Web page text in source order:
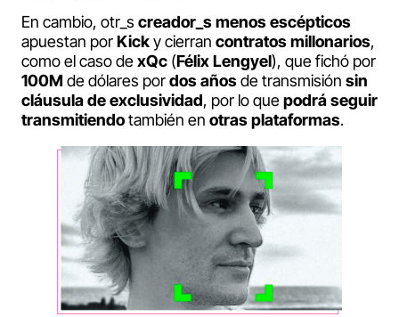
En cambio, otr_s creador_s menos escépticos
apuestan porKicky cierran contratosmillonarios,
como el caso dexQc (Félix Lengyel), que fichó por
100M de dólares pordos añosde transmisión sin
cláusula de exclusividad, por lo quepodrá seguir
transmitiendotambién en otras plataformas.